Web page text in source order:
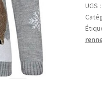
UGS :